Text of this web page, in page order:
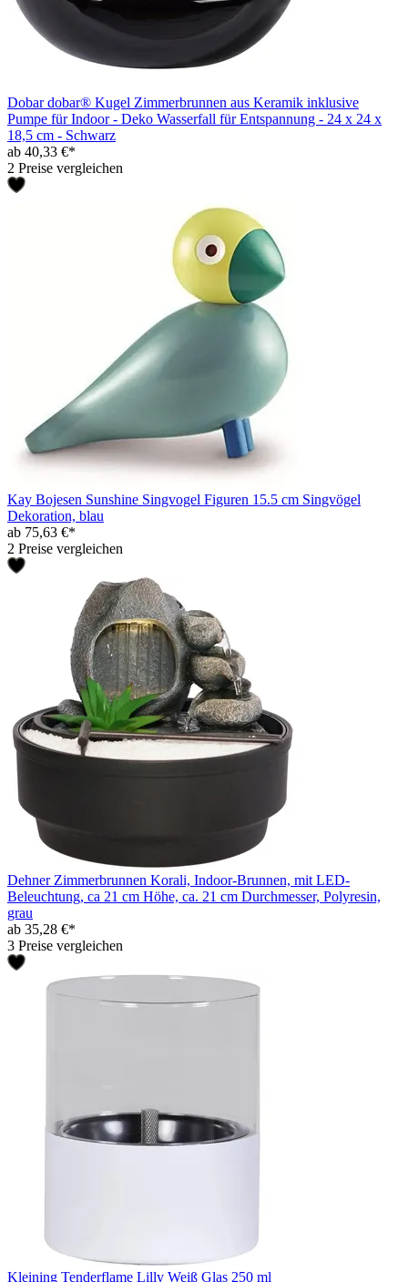
Dobar dobar® Kugel Zimmerbrunnen aus Keramik inklusive
Pumpe für Indoor - Deko Wasserfall für Entspannung - 24 x 24 x
18,5 cm - Schwarz
ab 40,33 €*
2 Preise vergleichen
Kay Bojesen Sunshine Singvogel Figuren 15.5 cm Singvögel
Dekoration, blau
ab 75,63 €*
2 Preise vergleichen
Dehner Zimmerbrunnen Korali, Indoor-Brunnen, mit LED-
Beleuchtung, ca 21 cm Höhe, ca. 21 cm Durchmesser, Polyresin,
grau
ab 35,28 €*
3 Preise vergleichen
Kleining Tenderflame Lilly Weiß Glas 250 ml